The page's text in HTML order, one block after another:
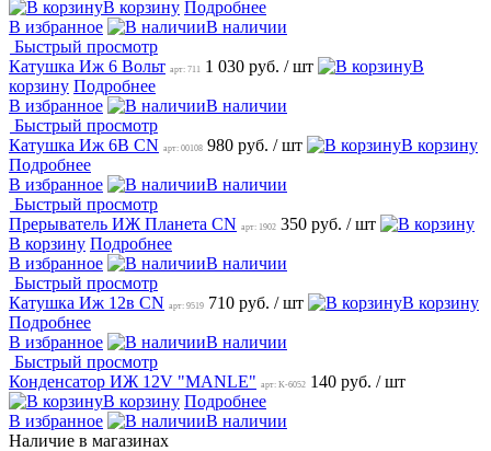
В корзину Подробнее
В избранное
В наличии
Быстрый просмотр
Катушка Иж 6 Вольт арт: 711 1 030 руб. / шт
В
корзину Подробнее
В избранное
В наличии
Быстрый просмотр
Катушка Иж 6В CN арт: 00108 980 руб. / шт
В корзину
Подробнее
В избранное
В наличии
Быстрый просмотр
Прерыватель ИЖ Планета CN арт: 1902 350 руб. / шт
В корзину Подробнее
В избранное
В наличии
Быстрый просмотр
Катушка Иж 12в CN арт: 9519 710 руб. / шт
В корзину
Подробнее
В избранное
В наличии
Быстрый просмотр
Конденсатор ИЖ 12V "MANLE" арт: K-6052 140 руб. / шт
В корзину Подробнее
В избранное
В наличии
Наличие в магазинах